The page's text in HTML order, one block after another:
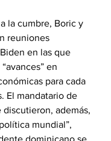
la cumbre, Boric y
reuniones
en las que
en
para cada
El mandatario de
además,
mundial”,
dominicano se